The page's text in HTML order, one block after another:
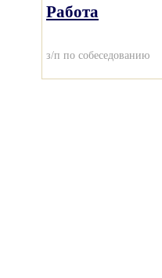
Работа
з/п по собеседованию